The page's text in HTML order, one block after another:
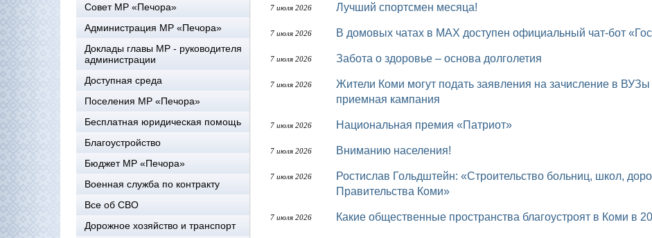
Совет МР «Печора»
Администрация МР «Печора»
Доклады главы МР - руководителя
администрации
Доступная среда
Поселения МР «Печора»
Бесплатная юридическая помощь
Благоустройство
Бюджет МР «Печора»
Военная служба по контракту
Все об СВО
Дорожное хозяйство и транспорт
7 июля 2026 Лучший спортсмен месяца!
7 июля 2026 В домовых чатах в МАХ доступен официальный чат-бот
7 июля 2026 Забота о здоровье – основа долголетия
7 июля 2026
Жители Коми могут подать заявления на зачисление в ВУЗы онлайн: на Госуслугах стартовала
приемная кампания
7 июля 2026 Национальная премия «Патриот»
7 июля 2026 Вниманию населения!
7 июля 2026
Ростислав Гольдштейн: «Строительство больниц, школ, дорог и мостов – всегда в центре внимания
Правительства Коми»
7 июля 2026 Какие общественные пространства благоустроят в Коми в